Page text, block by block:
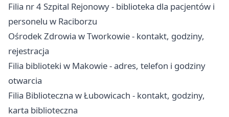
Filia nr 4 Szpital Rejonowy - biblioteka dla pacjentów i
personelu w Raciborzu
Ośrodek Zdrowia w Tworkowie - kontakt, godziny,
rejestracja
Filia biblioteki w Makowie - adres, telefon i godziny
otwarcia
Filia Biblioteczna w Łubowicach - kontakt, godziny,
karta biblioteczna